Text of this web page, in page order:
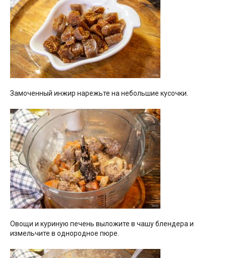
Замоченный инжир нарежьте на небольшие кусочки.
Овощи и куриную печень выложите в чашу блендера и
измельчите в однородное пюре.